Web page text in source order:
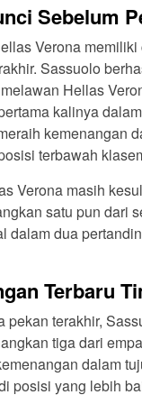
Sebelum
Verona
Sassuolo
Hellas
kalinya
kemenangan
terbawah
Verona masih
satu pun dari
dalam dua
Terbaru
pekan terakhir,
tiga dari
dalam
posisi yang lebih